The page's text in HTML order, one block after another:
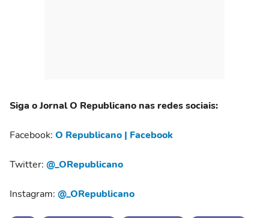
Siga o Jornal O Republicano nas redes sociais:
Facebook: O Republicano | Facebook
Twitter: @_ORepublicano
Instagram: @_ORepublicano